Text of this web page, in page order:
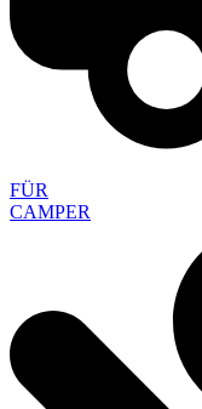
FÜR
CAMPER